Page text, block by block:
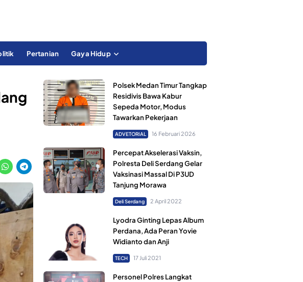
Pertanian Gaya Hidup
Polsek Medan Timur Tangkap
Residivis Bawa Kabur
Sepeda Motor, Modus
Tawarkan Pekerjaan
ADVETORIAL 16 Februari 2026
Percepat Akselerasi Vaksin,
Polresta Deli Serdang Gelar
Vaksinasi Massal Di P3UD
Tanjung Morawa
Deli Serdang 2 April 2022
Lyodra Ginting Lepas Album
Perdana, Ada Peran Yovie
Widianto dan Anji
TECH 17 Juli 2021
Personel Polres Langkat